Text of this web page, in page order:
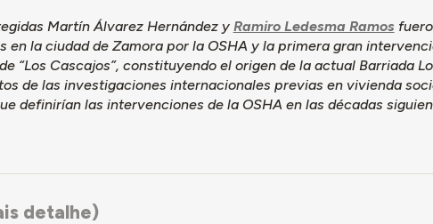
Martín Álvarez Hernández y Ramiro Ledesma Ramos
en la ciudad de Zamora por la OSHA y la primera gran
“Los Cascajos”, constituyendo el origen de la actual Barriada
de las investigaciones internacionales previas en vivienda
definirían las intervenciones de la OSHA en las décadas
detalhe)